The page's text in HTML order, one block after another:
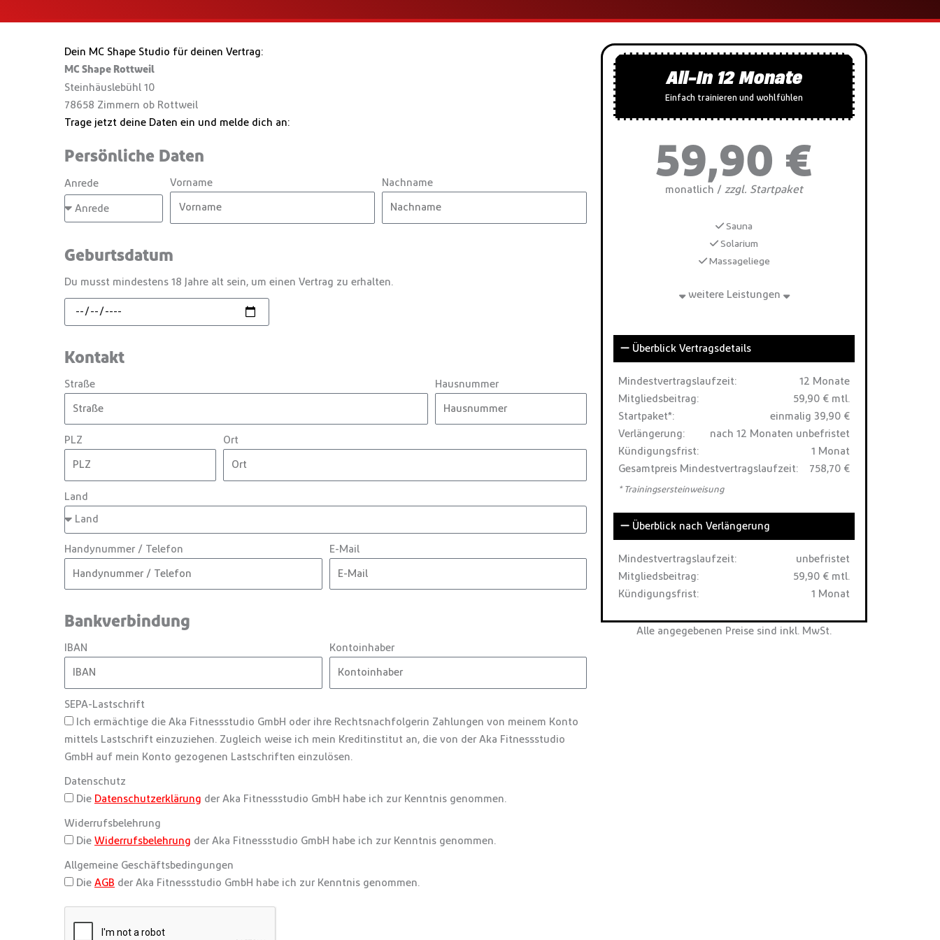
Dein MC Shape Studio für deinen Vertrag:
MC Shape Rottweil
Steinhäuslebühl 10
78658 Zimmern ob Rottweil
Trage jetzt deine Daten ein und melde dich an:
Persönliche Daten
Anrede Vorname Nachname
Geburtsdatum
Du musst mindestens 18 Jahre alt sein, um einen Vertrag zu erhalten.
Kontakt
Straße Hausnummer
PLZ Ort
Land
Handynummer / Telefon E-Mail
Bankverbindung
IBAN Kontoinhaber
SEPA-Lastschrift
Ich ermächtige die Aka Fitnessstudio GmbH oder ihre Rechtsnachfolgerin Zahlungen von meinem Konto
mittels Lastschrift einzuziehen. Zugleich weise ich mein Kreditinstitut an, die von der Aka Fitnessstudio
GmbH auf mein Konto gezogenen Lastschriften einzulösen.
Datenschutz
Die Datenschutzerklärung der Aka Fitnessstudio GmbH habe ich zur Kenntnis genommen.
Widerrufsbelehrung
Die Widerrufsbelehrung der Aka Fitnessstudio GmbH habe ich zur Kenntnis genommen.
Allgemeine Geschäftsbedingungen
Die AGB der Aka Fitnessstudio GmbH habe ich zur Kenntnis genommen.
All-In 12 Monate
Einfach trainieren und wohlfühlen
59,90 €
monatlich /zzgl. Startpaket
Sauna
Solarium
Massageliege
weitere Leistungen
Überblick Vertragsdetails
Mindestvertragslaufzeit:
12 Monate
Mitgliedsbeitrag:
59,90 € mtl.
Startpaket*:
einmalig 39,90 €
Verlängerung:
nach 12 Monaten unbefristet
Kündigungsfrist:
1 Monat
Gesamtpreis Mindestvertragslaufzeit:
758,70 €
* Trainingsersteinweisung
Überblick nach Verlängerung
Mindestvertragslaufzeit:
unbefristet
Mitgliedsbeitrag:
59,90 € mtl.
Kündigungsfrist:
1 Monat
Alle angegebenen Preise sind inkl. MwSt.